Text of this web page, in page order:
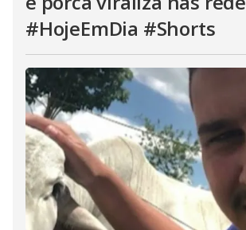
#HojeEmDia #Shorts